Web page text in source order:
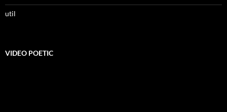
util
VIDEO POETIC